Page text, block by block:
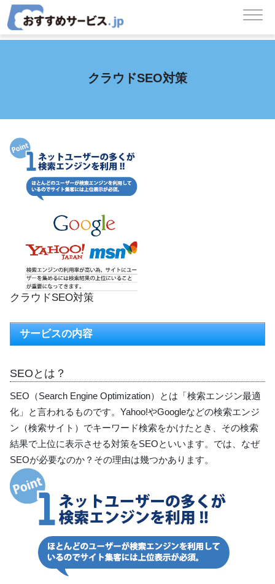
コンテンツへスキップ
メインナビゲーション
クラウドSEO対策
クラウドSEO対策
サービスの内容
SEOとは？
SEO（Search Engine Optimization）とは「検索エンジン最適
化」と言われるものです。Yahoo!やGoogleなどの検索エンジ
ン（検索サイト）でキーワード検索をかけたとき、その検索
結果で上位に表示させる対策をSEOといいます。では、なぜ
SEOが必要なのか？その理由は幾つかあります。